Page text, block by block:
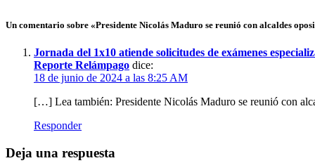
Un comentario sobre «Presidente Nicolás Maduro se reunió con alcaldes
Jornada del 1x10 atiende solicitudes de exámenes
Reporte Relámpago dice:
18 de junio de 2024 a las 8:25 AM
[…] Lea también: Presidente Nicolás Maduro se reunió con
Responder
Deja una respuesta